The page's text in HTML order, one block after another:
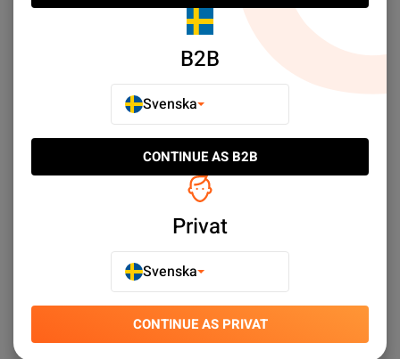
B2B
Svenska
CONTINUE AS B2B
Privat
Svenska
CONTINUE AS PRIVAT